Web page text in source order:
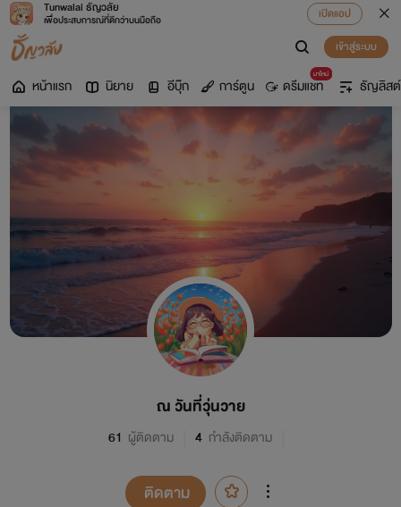
Tunwalai ธัญวลัย
เพื่อประสบการณ์ที่ดีกว่าบนมือถือ
เปิดแอป
เข้าสู่ระบบ
หน้าแรก นิยาย อีบุ๊ก การ์ตูน
มาใหม่
ดรีมแชท ธัญลิสต์
ณ วันที่วุ่นวาย
61 ผู้ติดตาม 4 กำลังติดตาม
ติดตาม